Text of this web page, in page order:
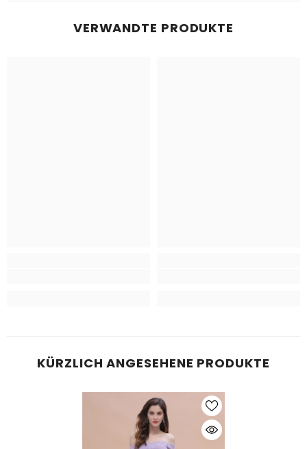
VERWANDTE PRODUKTE
KÜRZLICH ANGESEHENE PRODUKTE